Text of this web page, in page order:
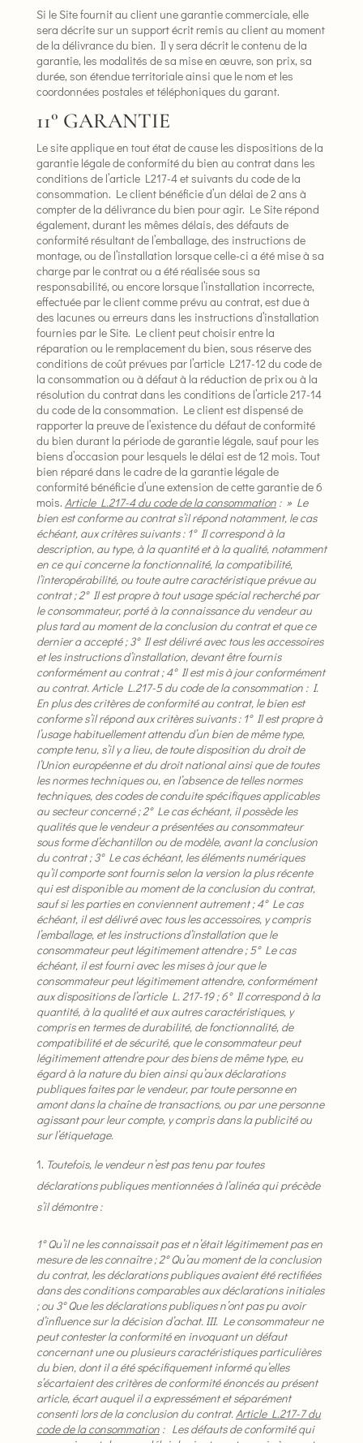
Si le Site fournit au client une garantie commerciale, elle
sera décrite sur un support écrit remis au client au moment
de la délivrance du bien. Il y sera décrit le contenu de la
garantie, les modalités de sa mise en œuvre, son prix, sa
durée, son étendue territoriale ainsi que le nom et les
coordonnées postales et téléphoniques du garant.
11° GARANTIE
Le site applique en tout état de cause les dispositions de la
garantie légale de conformité du bien au contrat dans les
conditions de l’article L217-4 et suivants du code de la
consommation. Le client bénéficie d’un délai de 2 ans à
compter de la délivrance du bien pour agir. Le Site répond
également, durant les mêmes délais, des défauts de
conformité résultant de l’emballage, des instructions de
montage, ou de l’installation lorsque celle-ci a été mise à sa
charge par le contrat ou a été réalisée sous sa
responsabilité, ou encore lorsque l’installation incorrecte,
effectuée par le client comme prévu au contrat, est due à
des lacunes ou erreurs dans les instructions d’installation
fournies par le Site. Le client peut choisir entre la
réparation ou le remplacement du bien, sous réserve des
conditions de coût prévues par l’article L217-12 du code de
la consommation ou à défaut à la réduction de prix ou à la
résolution du contrat dans les conditions de l’article 217-14
du code de la consommation. Le client est dispensé de
rapporter la preuve de l’existence du défaut de conformité
du bien durant la période de garantie légale, sauf pour les
biens d’occasion pour lesquels le délai est de 12 mois. Tout
bien réparé dans le cadre de la garantie légale de
conformité bénéficie d’une extension de cette garantie de 6
mois. Article L.217-4 du code de la consommation: » Le
bien est conforme au contrat s’il répond notamment, le cas
échéant, aux critères suivants : 1° Il correspond à la
description, au type, à la quantité et à la qualité, notamment
en ce qui concerne la fonctionnalité, la compatibilité,
l’interopérabilité, ou toute autre caractéristique prévue au
contrat ;2° Il est propre à tout usage spécial recherché par
le consommateur, porté à la connaissance du vendeur au
plus tard au moment de la conclusion du contrat et que ce
dernier a accepté ; 3° Il est délivré avec tous les accessoires
et les instructions d’installation, devant être fournis
conformément au contrat ; 4° Il est mis à jour conformément
au contrat.Article L.217-5 du code de la consommation : I.
En plus des critères de conformité au contrat, le bien est
conforme s’il répond aux critères suivants : 1° Il est propre à
l’usage habituellement attendu d’un bien de même type,
compte tenu, s’il y a lieu, de toute disposition du droit de
l’Union européenne et du droit national ainsi que de toutes
les normes techniques ou, en l’absence de telles normes
techniques, des codes de conduite spécifiques applicables
au secteur concerné ;2° Le cas échéant, il possède les
qualités que le vendeur a présentées au consommateur
sous forme d’échantillon ou de modèle, avant la conclusion
du contrat ; 3° Le cas échéant, les éléments numériques
qu’il comporte sont fournis selon la version la plus récente
qui est disponible au moment de la conclusion du contrat,
sauf si les parties en conviennent autrement ; 4° Le cas
échéant, il est délivré avec tous les accessoires, y compris
l’emballage, et les instructions d’installation que le
consommateur peut légitimement attendre ; 5° Le cas
échéant, il est fourni avec les mises à jour que le
consommateur peut légitimement attendre, conformément
aux dispositions de l’article L. 217-19 ; 6° Il correspond à la
quantité, à la qualité et aux autres caractéristiques, y
compris en termes de durabilité, de fonctionnalité, de
compatibilité et de sécurité, que le consommateur peut
légitimement attendre pour des biens de même type, eu
égard à la nature du bien ainsi qu’aux déclarations
publiques faites par le vendeur, par toute personne en
amont dans la chaîne de transactions, ou par une personne
agissant pour leur compte, y compris dans la publicité ou
sur l’étiquetage.
Toutefois, le vendeur n’est pas tenu par toutes
déclarations publiques mentionnées à l’alinéa qui précède
s’il démontre :
1° Qu’il ne les connaissait pas et n’était légitimement pas en
mesure de les connaître ;2° Qu’au moment de la conclusion
du contrat, les déclarations publiques avaient été rectifiées
dans des conditions comparables aux déclarations initiales
; ou 3° Que les déclarations publiques n’ont pas pu avoir
d’influence sur la décision d’achat. III. Le consommateur ne
peut contester la conformité en invoquant un défaut
concernant une ou plusieurs caractéristiques particulières
du bien, dont il a été spécifiquement informé qu’elles
s’écartaient des critères de conformité énoncés au présent
article, écart auquel il a expressément et séparément
consenti lors de la conclusion du contrat.Article L.217-7 du
code de la consommation: Les défauts de conformité qui